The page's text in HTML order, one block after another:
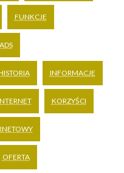
FUNKCJE
INFORMACJE
KORZYŚCI
OFERTA